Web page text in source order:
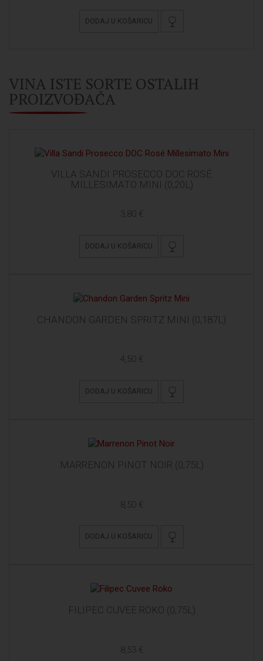
DODAJ U KOŠARICU
VINA ISTE SORTE OSTALIH
PROIZVOĐAČA
VILLA SANDI PROSECCO DOC ROSÉ
MILLESIMATO MINI (0,20L)
3,80 €
DODAJ U KOŠARICU
CHANDON GARDEN SPRITZ MINI (0,187L)
4,50 €
DODAJ U KOŠARICU
MARRENON PINOT NOIR (0,75L)
8,50 €
DODAJ U KOŠARICU
FILIPEC CUVEE ROKO (0,75L)
8,53 €